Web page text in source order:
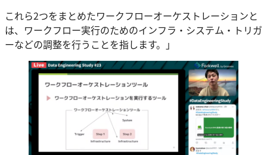
これら2つをまとめたワークフローオーケストレーションと
は、ワークフロー実行のためのインフラ・システム・トリガ
ーなどの調整を行うことを指します。」